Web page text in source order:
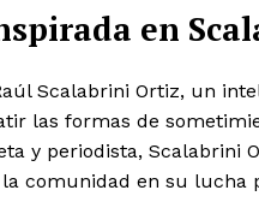
en
Scalabrini Ortiz, un
las formas de
y periodista,
comunidad en su lucha